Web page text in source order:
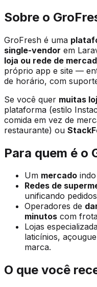
Sobre o
GroFresh é uma
single-vendor em
loja ou rede de
próprio app e site —
de horário, com
Se você quer muitas
plataforma (estilo
comida em vez de
restaurante) ou
Para quem é o
Um mercado
Redes de
unificando
Operadores de
minutos com
Lojas
laticínios,
marca.
O que você